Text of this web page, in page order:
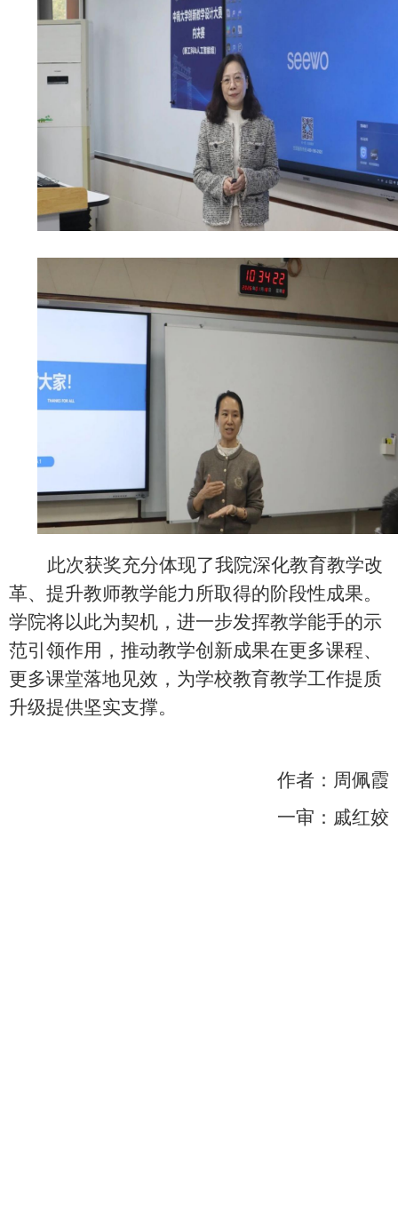
此次获奖充分体现了我院深化教育教学改
革、提升教师教学能力所取得的阶段性成果。
学院将以此为契机，进一步发挥教学能手的示
范引领作用，推动教学创新成果在更多课程、
更多课堂落地见效，为学校教育教学工作提质
升级提供坚实支撑。
作者：周佩霞
一审：戚红姣